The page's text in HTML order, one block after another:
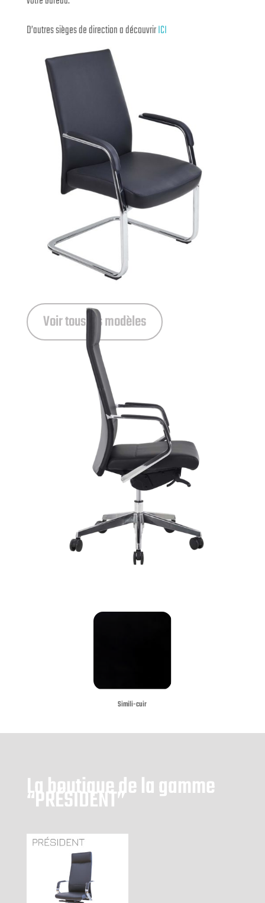
D’autres sièges de direction a découvrirICI
Voir tous les modèles
Simili-cuir
La boutique de la gamme
“PRÉSIDENT”